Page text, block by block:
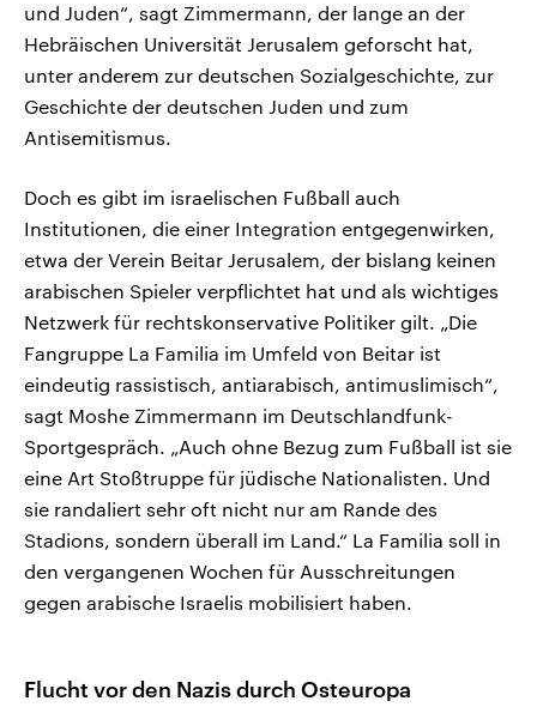
und Juden“, sagt Zimmermann, der lange an der
Hebräischen Universität Jerusalem geforscht hat,
unter anderem zur deutschen Sozialgeschichte, zur
Geschichte der deutschen Juden und zum
Antisemitismus.
Doch es gibt im israelischen Fußball auch
Institutionen, die einer Integration entgegenwirken,
etwa der Verein Beitar Jerusalem, der bislang keinen
arabischen Spieler verpflichtet hat und als wichtiges
Netzwerk für rechtskonservative Politiker gilt. „Die
Fangruppe La Familia im Umfeld von Beitar ist
eindeutig rassistisch, antiarabisch, antimuslimisch“,
sagt Moshe Zimmermann im Deutschlandfunk-
Sportgespräch. „Auch ohne Bezug zum Fußball ist sie
eine Art Stoßtruppe für jüdische Nationalisten. Und
sie randaliert sehr oft nicht nur am Rande des
Stadions, sondern überall im Land.“ La Familia soll in
den vergangenen Wochen für Ausschreitungen
gegen arabische Israelis mobilisiert haben.
Flucht vor den Nazis durch Osteuropa